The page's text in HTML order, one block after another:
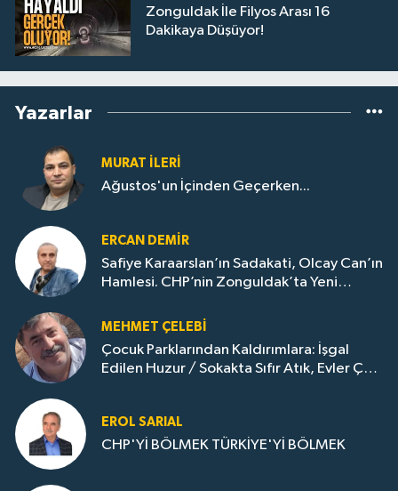
Zonguldak İle Filyos Arası 16
Dakikaya Düşüyor!
Yazarlar
MURAT İLERI
Ağustos'un İçinden Geçerken...
ERCAN DEMIR
Safiye Karaarslan’ın Sadakati, Olcay Can’ın
Hamlesi. CHP’nin Zonguldak’ta Yeni
MEHMET ÇELEBI
Çocuk Parklarından Kaldırımlara: İşgal
Edilen Huzur / Sokakta Sıfır Atık, Evler Çöp
EROL SARIAL
CHP'Yİ BÖLMEK TÜRKİYE'Yİ BÖLMEK